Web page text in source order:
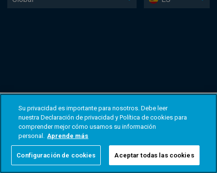
Su privacidad es importante para nosotros. Debe leer
nuestra Declaración de privacidad y Política de cookies para
comprender mejor cómo usamos su información
personal. Aprende más
Configuración de cookies Aceptar todas las cookies